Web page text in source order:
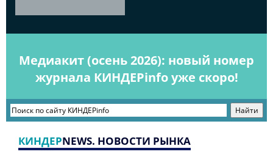
Медиакит (осень 2026): новый номер
журнала КИНДЕРinfo уже скоро!
КИНДЕРNEWS. НОВОСТИ РЫНКА